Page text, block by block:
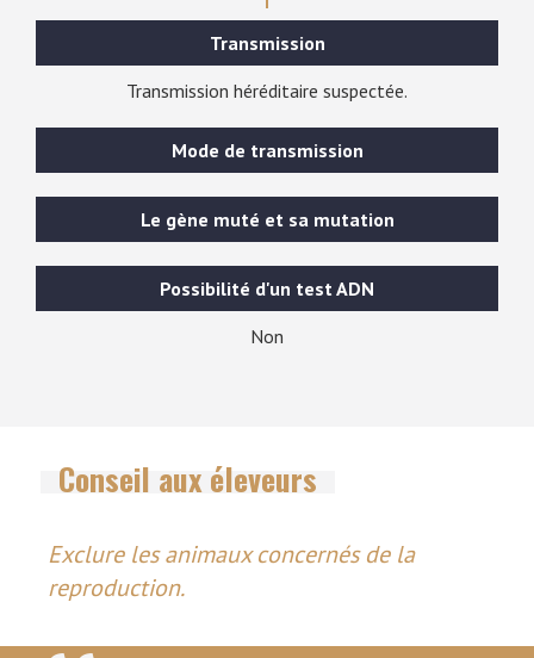
Transmission
Transmission héréditaire suspectée.
Mode de transmission
Le gène muté et sa mutation
Possibilité d'un test ADN
Non
Conseil aux éleveurs
Exclure les animaux concernés de la
reproduction.